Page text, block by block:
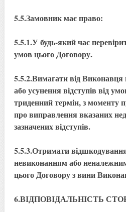
5.5.Замовник має право:
5.5.1.У будь-який час
умов цього Договору.
5.5.2.Вимагати від Виконавця
або усунення відступів від
триденний термін, з моменту
про виправлення вказаних
зазначених відступів.
5.5.3.Отримати
невиконанням або
цього Договору з вини
6.ВІДПОВІДАЛЬНІСТЬ